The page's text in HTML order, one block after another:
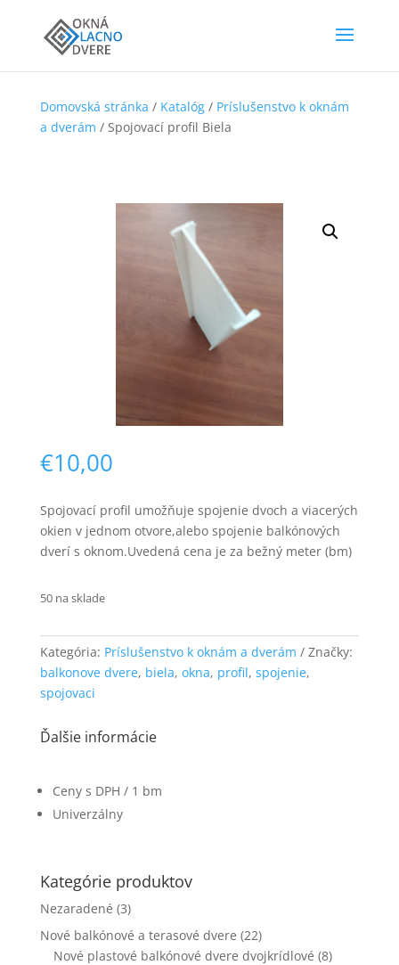
Domovská stránka / Katalóg/ Príslušenstvo k oknám
a dverám / Spojovací profil Biela
€10,00
Spojovací profil umožňuje spojenie dvoch a viacerých
okien v jednom otvore,alebo spojenie balkónových
dverí s oknom.Uvedená cena je za bežný meter (bm)
50 na sklade
Kategória: Príslušenstvo k oknám a dverám
Značky:
balkonove dvere, biela, okna, profil, spojenie,
spojovaci
Ďalšie informácie
Ceny s DPH / 1 bm
Univerzálny
Kategórie produktov
Nezaradené (3)
Nové balkónové a terasové dvere (22)
Nové plastové balkónové dvere dvojkrídlové (8)
Nevyhnutné
fungovanie
stránky.
stránky.